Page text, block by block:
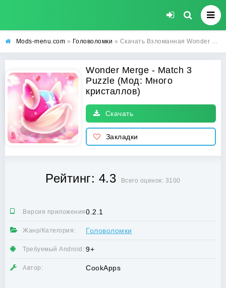
Mods-menu.com » Головоломки » Скачать Взломанная Wonder Merge - Match 3 Puzzle на Андроид (Много кристаллов)
Wonder Merge - Match 3
Puzzle (Мод: Много
кристаллов)
Скачать
Закладки
Рейтинг: 4.3 Всего оценок: 3100
Версия приложения:0.2.1
Жанр/Категория: Головоломки
Требуемый Android: 9+
Автор: CookApps